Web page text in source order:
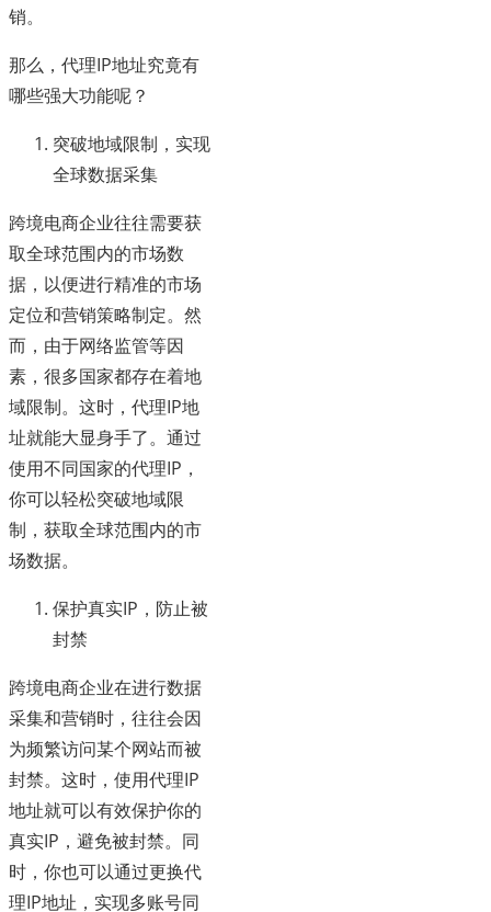
销。
那么，代理IP地址究竟有
哪些强大功能呢？
突破地域限制，实现
全球数据采集
跨境电商企业往往需要获
取全球范围内的市场数
据，以便进行精准的市场
定位和营销策略制定。然
而，由于网络监管等因
素，很多国家都存在着地
域限制。这时，代理IP地
址就能大显身手了。通过
使用不同国家的代理IP，
你可以轻松突破地域限
制，获取全球范围内的市
场数据。
保护真实IP，防止被
封禁
跨境电商企业在进行数据
采集和营销时，往往会因
为频繁访问某个网站而被
封禁。这时，使用代理IP
地址就可以有效保护你的
真实IP，避免被封禁。同
时，你也可以通过更换代
理IP地址，实现多账号同